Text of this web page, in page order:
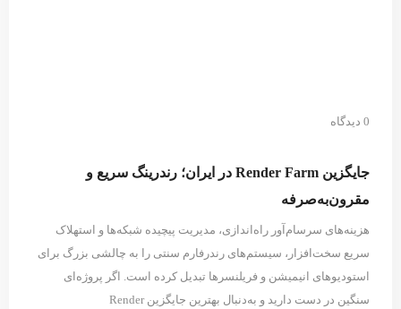
0 دیدگاه
جایگزین Render Farm در ایران؛ رندرینگ سریع و
مقرون‌به‌صرفه
هزینه‌های سرسام‌آور راه‌اندازی، مدیریت پیچیده شبکه‌ها و استهلاک
سریع سخت‌افزار، سیستم‌های رندرفارم سنتی را به چالشی بزرگ برای
استودیوهای انیمیشن و فریلنسرها تبدیل کرده است. اگر پروژه‌ای
سنگین در دست دارید و به‌دنبال بهترین جایگزین Render